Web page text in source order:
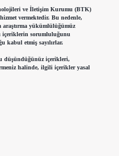
ve İletişim Kurumu (BTK)
vermektedir. Bu nedenle,
araştırma yükümlülüğümüz
içeriklerin sorumluluğunu
kabul etmiş sayılırlar.
düşündüğünüz içerikleri,
halinde, ilgili içerikler yasal